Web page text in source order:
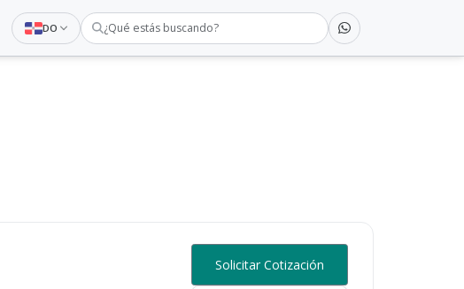
DO ¿Qué estás buscando?
Solicitar Cotización